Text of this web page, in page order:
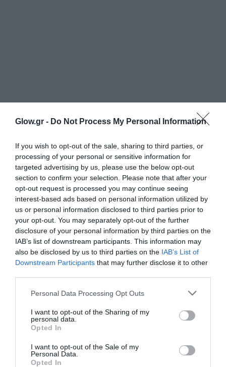
Glow.gr - Do Not Process My Personal Information
If you wish to opt-out of the sale, sharing to third parties, or
processing of your personal or sensitive information for
targeted advertising by us, please use the below opt-out
section to confirm your selection. Please note that after your
opt-out request is processed you may continue seeing
interest-based ads based on personal information utilized by
us or personal information disclosed to third parties prior to
your opt-out. You may separately opt-out of the further
disclosure of your personal information by third parties on the
IAB’s list of downstream participants. This information may
also be disclosed by us to third parties on the IAB’s List of
Downstream Participants that may further disclose it to other
Personal Data Processing Opt Outs
I want to opt-out of the Sharing of my
personal data.
Opted In
I want to opt-out of the Sale of my
Personal Data.
Opted In